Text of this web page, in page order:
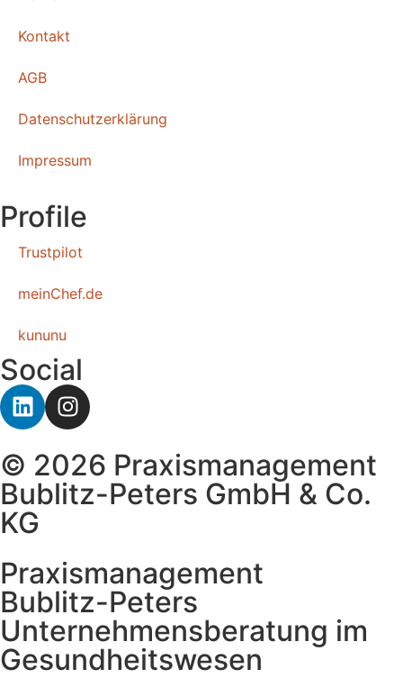
Kontakt
AGB
Datenschutzerklärung
Impressum
Profile
Trustpilot
meinChef.de
kununu
Social
© 2026 Praxismanagement
Bublitz-Peters GmbH & Co.
KG
Praxismanagement
Bublitz-Peters
Unternehmensberatung im
Gesundheitswesen